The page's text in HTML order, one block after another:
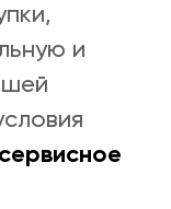
и
сервисное